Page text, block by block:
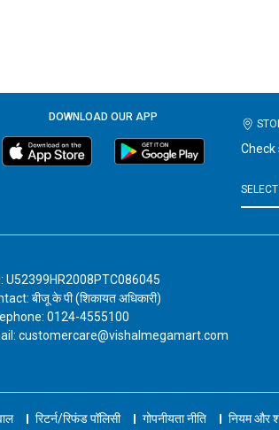
DOWNLOAD OUR APP
U52399HR2008PTC086045
बीजू के पी (शिकायत अधिकारी)
0124-4555100
customercare@vishalmegamart.com
रिटर्न/रिफंड पॉलिसी गोपनीयता नीति नियम और